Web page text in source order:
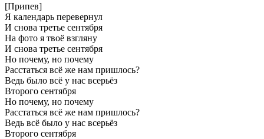
[Припев]
Я календарь перевернул
И снова третье сентября
На фото я твоё взгляну
И снова третье сентября
Но почему, но почему
Расстаться всё же нам пришлось?
Ведь было всё у нас всерьёз
Второго сентября
Но почему, но почему
Расстаться всё же нам пришлось?
Ведь всё было у нас всерьёз
Второго сентября